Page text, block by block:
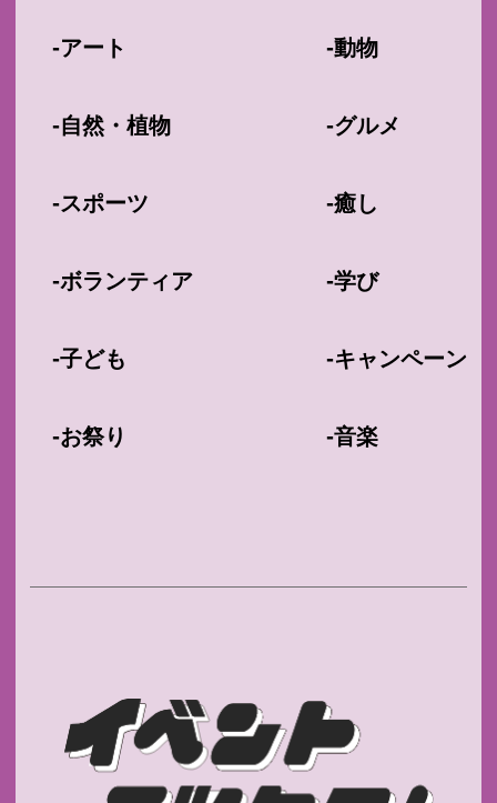
-アート
-自然・植物
-スポーツ
-ボランティア
-子ども
-お祭り
-動物
-グルメ
-癒し
-学び
-キャンペーン
-音楽